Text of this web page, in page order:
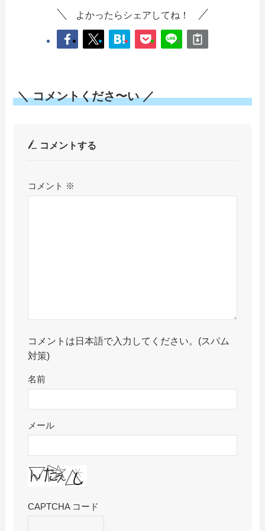
よかったらシェアしてね！
＼ コメントくださ〜い ／
コメントする
コメント ※
コメントは日本語で入力してください。(スパム
対策)
名前
メール
CAPTCHA コード